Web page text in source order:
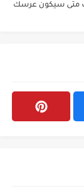
متى سيكون عرسك